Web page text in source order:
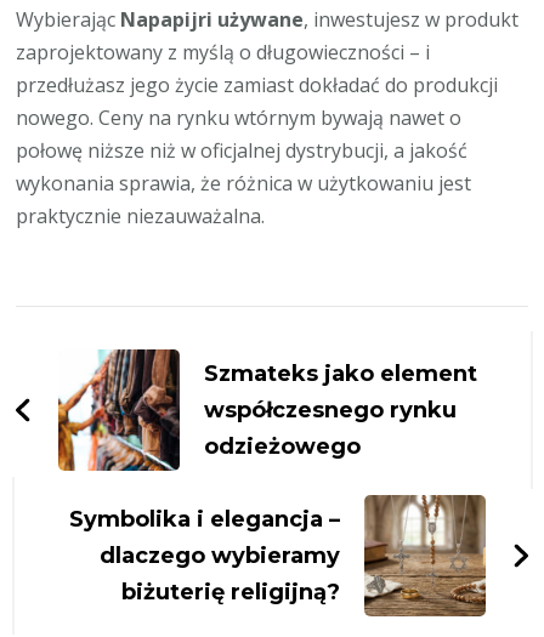
Wybierając Napapijri używane, inwestujesz w produkt
zaprojektowany z myślą o długowieczności – i
przedłużasz jego życie zamiast dokładać do produkcji
nowego. Ceny na rynku wtórnym bywają nawet o
połowę niższe niż w oficjalnej dystrybucji, a jakość
wykonania sprawia, że różnica w użytkowaniu jest
praktycznie niezauważalna.
wpisy
Szmateks jako element
współczesnego rynku
odzieżowego
Symbolika i elegancja –
dlaczego wybieramy
biżuterię religijną?